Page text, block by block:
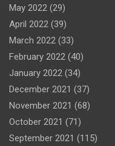
May 2022 (29)
April 2022 (39)
March 2022 (33)
February 2022 (40)
January 2022 (34)
December 2021 (37)
November 2021 (68)
October 2021 (71)
September 2021 (115)